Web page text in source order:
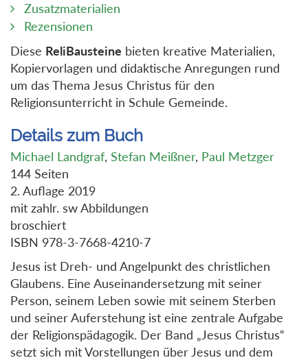
Zusatzmaterialien
Rezensionen
Diese ReliBausteine bieten kreative Materialien,
Kopiervorlagen und didaktische Anregungen rund
um das Thema Jesus Christus für den
Religionsunterricht in Schule Gemeinde.
Details zum Buch
Michael Landgraf, Stefan Meißner, Paul Metzger
144 Seiten
2. Auflage 2019
mit zahlr. sw Abbildungen
broschiert
ISBN 978-3-7668-4210-7
Jesus ist Dreh- und Angelpunkt des christlichen
Glaubens. Eine Auseinandersetzung mit seiner
Person, seinem Leben sowie mit seinem Sterben
und seiner Auferstehung ist eine zentrale Aufgabe
der Religionspädagogik. Der Band „Jesus Christus“
setzt sich mit Vorstellungen über Jesus und dem